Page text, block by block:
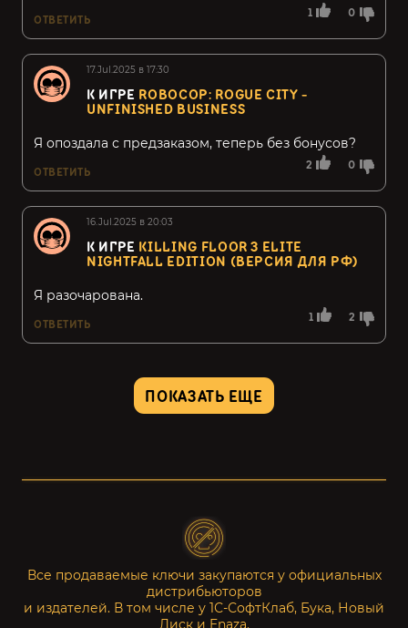
1 0
ОТВЕТИТЬ
17.Jul.2025 в 17:30
К ИГРЕ ROBOCOP: ROGUE CITY -
UNFINISHED BUSINESS
2 0
Я опоздала с предзаказом, теперь без бонусов?
ОТВЕТИТЬ
16.Jul.2025 в 20:03
К ИГРЕ KILLING FLOOR 3 ELITE
NIGHTFALL EDITION (ВЕРСИЯ ДЛЯ РФ)
1 2
Я разочарована.
ОТВЕТИТЬ
ПОКАЗАТЬ ЕЩЕ
Все продаваемые ключи закупаются у официальных
дистрибьюторов
и издателей. В том числе у 1С-СофтКлаб, Бука, Новый
Диск и Enaza.